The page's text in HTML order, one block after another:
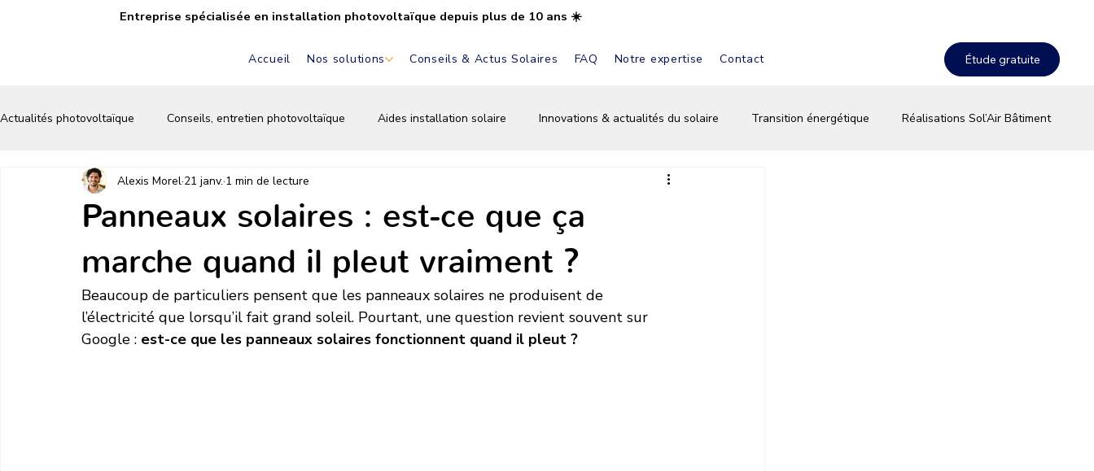
Entreprise spécialisée en installation photovoltaïque depuis plus de 10 ans ☀️
Accueil Nos solutions Conseils & Actus Solaires FAQ Notre expertise Contact
Actualités photovoltaïque Conseils, entretien photovoltaïque Aides installation solaire Innovations & actualités du solaire Transition énergétique Réalisations Sol’Air Bâtiment
FAQ solaire & photovoltaïque Autoconsommation solaire Aides & primes solaires
Écologie & énergie verte Conseils & astuces solaires
Panneaux solaires : est-ce que ça
marche quand il pleut vraiment ?
Alexis Morel 21 janv. 1 min de lecture
Beaucoup de particuliers pensent que les panneaux solaires ne produisent de
l’électricité que lorsqu’il fait grand soleil. Pourtant, une question revient souvent sur
Google : est-ce que les panneaux solaires fonctionnent quand il pleut ?